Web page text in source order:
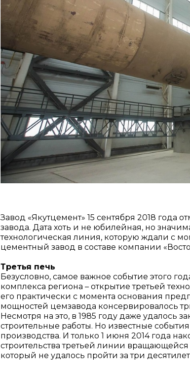
Завод «Якутцемент» 15 сентября 2018 года
завода. Дата хоть и не юбилейная, но
технологическая линия, которую ждали с
цементный завод в составе компании
Третья печь
Безусловно, самое важное событие этого
комплекса региона – открытие третьей
его практически с момента основания
мощностей цемзавода консервировалось
Несмотря на это, в 1985 году даже удалось
строительные работы. Но известные
производства. И только 1 июня 2014 года
строительства третьей линии
который не удалось пройти за три